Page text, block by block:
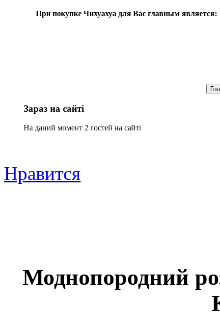
При покупке Чихуахуа для Вас главным является:
Зараз на сайті
На даний момент 2 гостей на сайті
Нравится
Моднопородний